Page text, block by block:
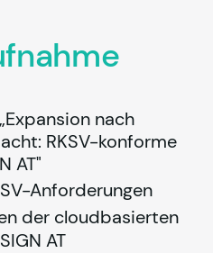
nach
RKSV-konforme
AT"
Anforderungen
der cloudbasierten
AT